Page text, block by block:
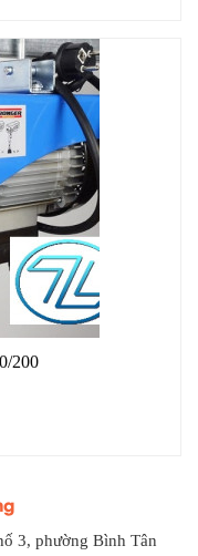
200
3, phường Bình Tân